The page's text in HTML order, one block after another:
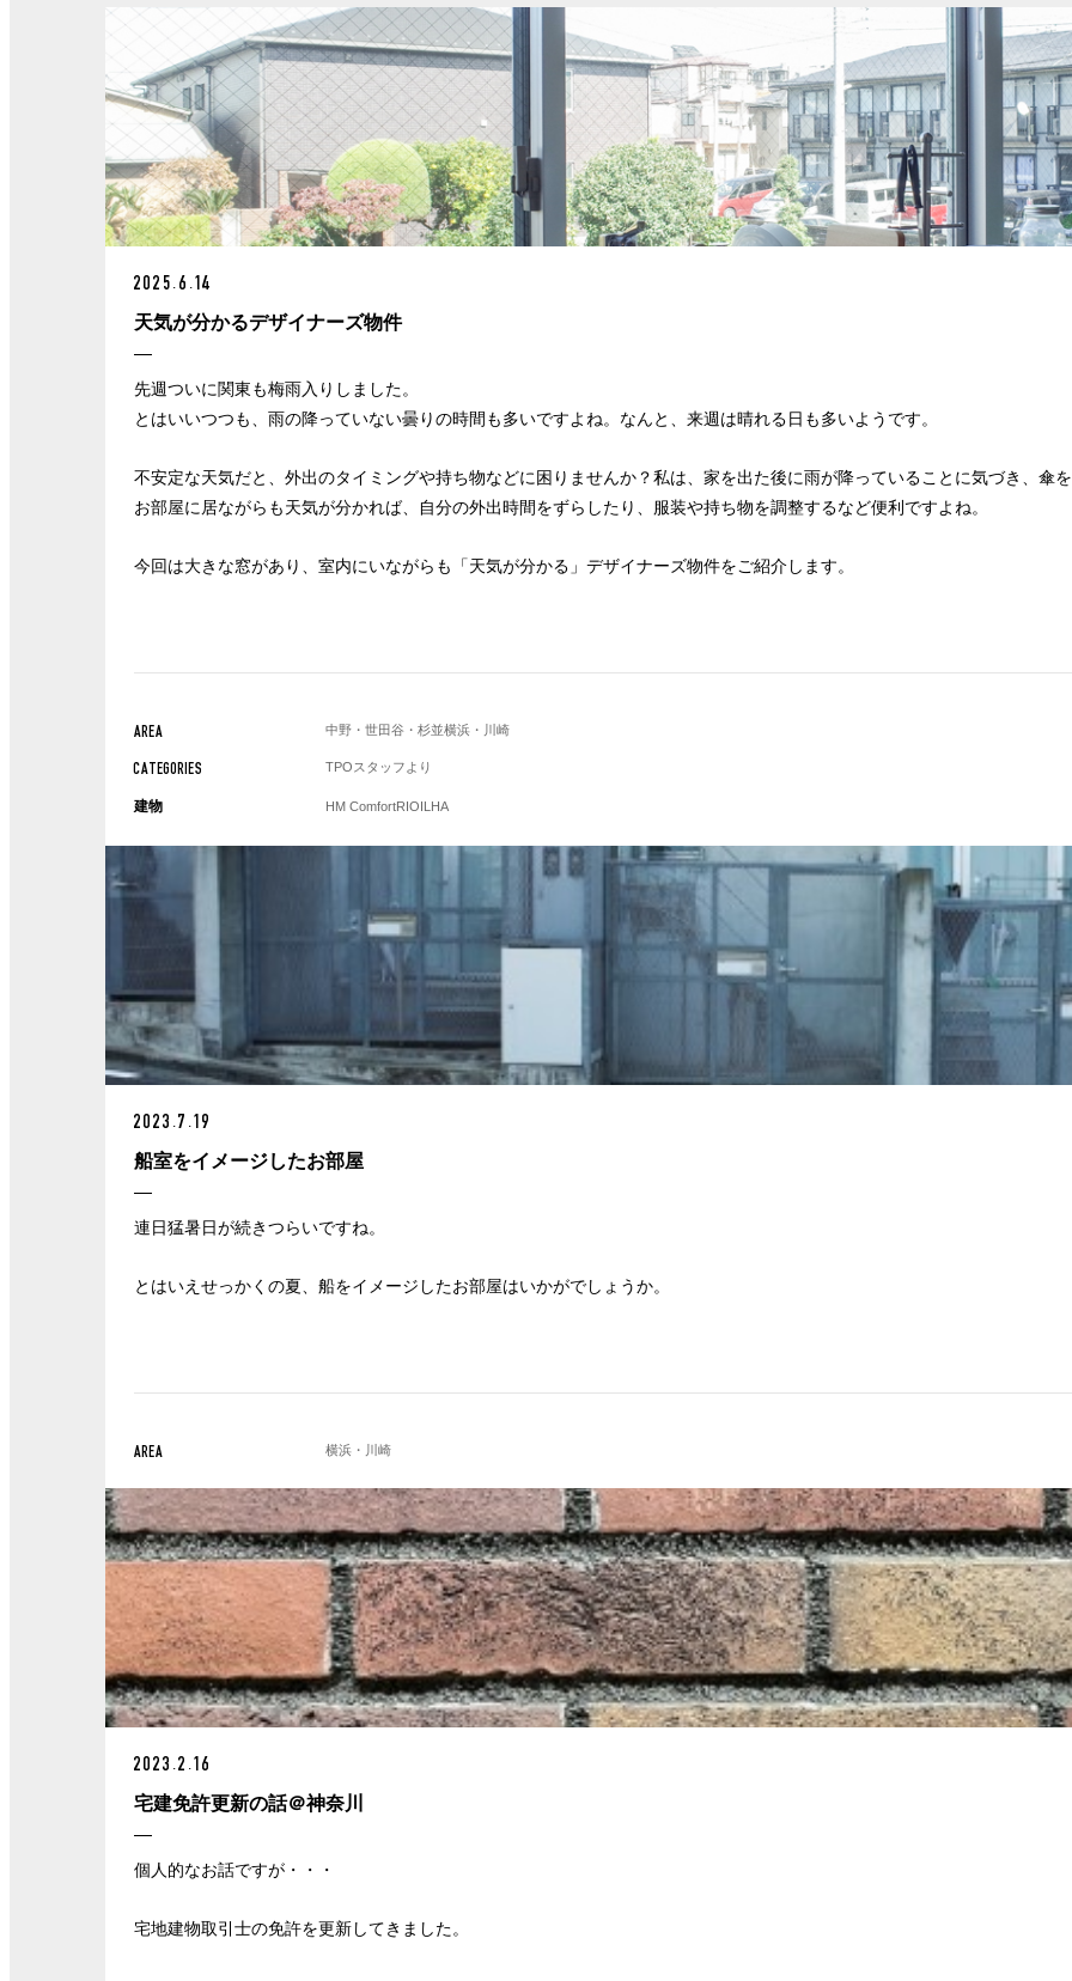
2025.6.14
天気が分かるデザイナーズ物件
先週ついに関東も梅雨入りしました。
とはいいつつも、雨の降っていない曇りの時間も多いですよね。なんと、来週は晴れる日も多いようです。
不安定な天気だと、外出のタイミングや持ち物などに困りませんか？私は、家を出た後に雨が降っていることに気づき、傘
お部屋に居ながらも天気が分かれば、自分の外出時間をずらしたり、服装や持ち物を調整するなど便利ですよね。
今回は大きな窓があり、室内にいながらも「天気が分かる」デザイナーズ物件をご紹介します。
AREA 中野・世田谷・杉並横浜・川崎
CATEGORIES TPOスタッフより
建物 HM ComfortRIOILHA
2023.7.19
船室をイメージしたお部屋
連日猛暑日が続きつらいですね。
とはいえせっかくの夏、船をイメージしたお部屋はいかがでしょうか。
AREA 横浜・川崎
2023.2.16
宅建免許更新の話＠神奈川
個人的なお話ですが・・・
宅地建物取引士の免許を更新してきました。